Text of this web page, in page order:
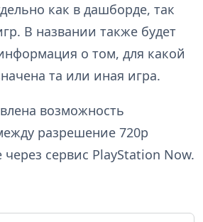
как в дашборде, так
В названии также будет
о том, для какой
та или иная игра.
возможность
разрешение 720p
сервис PlayStation Now.